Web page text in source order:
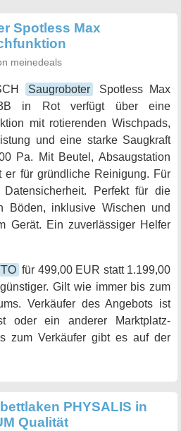
Spotless Max
meinedeals
Saugroboter
Spotless Max
in Rot verfügt über eine
mit rotierenden Wischpads,
und eine starke Saugkraft
Pa. Mit Beutel, Absaugstation
er für gründliche Reinigung. Für
Perfekt für die
Böden, inklusive Wischen und
Gerät. Ein zuverlässiger Helfer
für 499,00 EUR statt 1.199,00
Gilt wie immer bis zum
Verkäufer des Angebots ist
oder ein anderer Marktplatz-
zum Verkäufer gibt es auf der
PHYSALIS in
Qualität